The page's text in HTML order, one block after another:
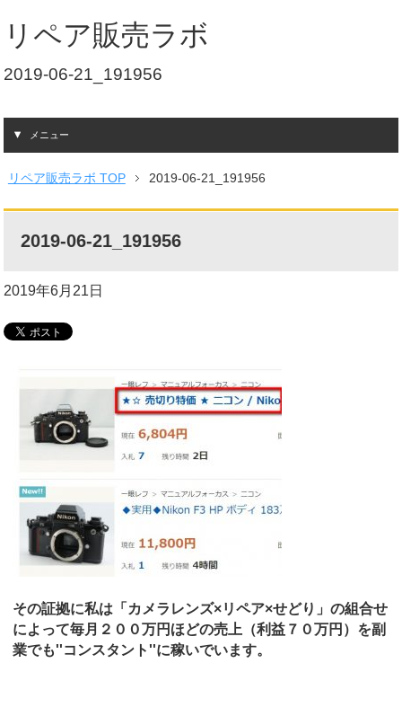
リペア販売ラボ
2019-06-21_191956
メニュー
リペア販売ラボ TOP 2019-06-21_191956
2019-06-21_191956
2019年6月21日
その証拠に私は「カメラレンズ×リペア×せどり」の組合せ
によって毎月２００万円ほどの売上（利益７０万円）を副
業でも''コンスタント''に稼いでいます。